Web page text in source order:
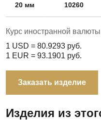
20 мм 10260
Курс иностранной
1 USD = 80.9293 руб.
1 EUR = 93.1901 руб.
Заказать изделие
Изделия из